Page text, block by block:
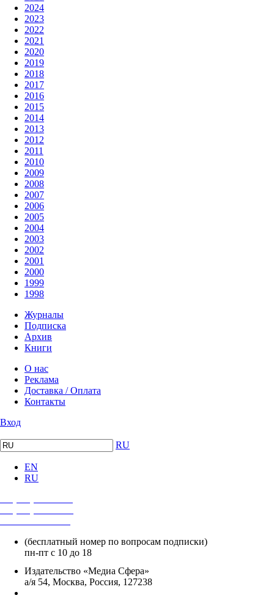
2024
2023
2022
2021
2020
2019
2018
2017
2016
2015
2014
2013
2012
2011
2010
2009
2008
2007
2006
2005
2004
2003
2002
2001
2000
1999
1998
Журналы
Подписка
Архив
Книги
О нас
Реклама
Доставка / Оплата
Контакты
Вход
RU
EN
RU
(бесплатный номер по вопросам подписки)
пн-пт с 10 до 18
Издательство «Медиа Сфера»
а/я 54, Москва, Россия, 127238